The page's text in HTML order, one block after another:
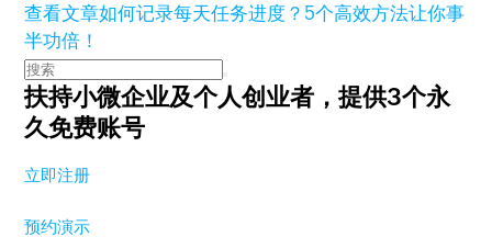
查看文章如何记录每天任务进度？5个高效方法让你事
半功倍！
扶持小微企业及个人创业者，提供3个永
久免费账号
立即注册
预约演示